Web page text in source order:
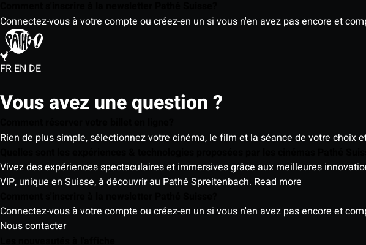
Connectez-vous à votre compte ou créez-en un si vous n'en avez pas encore et
FR EN DE
Vous avez une question ?
Rien de plus simple, sélectionnez votre cinéma, le film et la séance de votre choix
Vivez des expériences spectaculaires et immersives grâce aux meilleures
VIP, unique en Suisse, à découvrir au Pathé Spreitenbach. Read more
Connectez-vous à votre compte ou créez-en un si vous n'en avez pas encore et
Nous contacter